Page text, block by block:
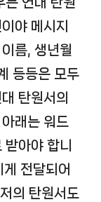
야 메시지
름, 생년월
등등은 모두
탄원서의
래는 워드
아야 합니
전달되어
의 탄원서도